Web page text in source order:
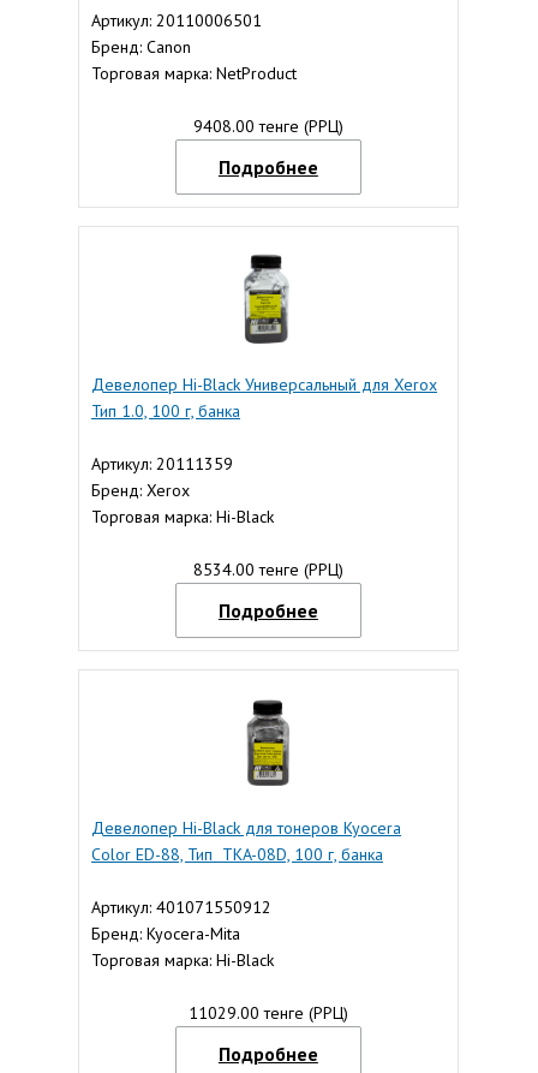
Артикул: 20110006501
Бренд: Canon
Торговая марка: NetProduct
9408.00 тенге (РРЦ)
Подробнее
Девелопер Hi-Black Универсальный для Xerox
Тип 1.0, 100 г, банка
Артикул: 20111359
Бренд: Xerox
Торговая марка: Hi-Black
8534.00 тенге (РРЦ)
Подробнее
Девелопер Hi-Black для тонеров Kyocera
Color ED-88, Тип TKA-08D, 100 г, банка
Артикул: 401071550912
Бренд: Kyocera-Mita
Торговая марка: Hi-Black
11029.00 тенге (РРЦ)
Подробнее